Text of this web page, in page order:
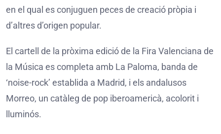
en el qual es conjuguen peces de creació pròpia i
d’altres d’origen popular.
El cartell de la pròxima edició de la Fira Valenciana de
la Música es completa amb La Paloma, banda de
‘noise-rock’ establida a Madrid, i els andalusos
Morreo, un catàleg de pop iberoamericà, acolorit i
lluminós.